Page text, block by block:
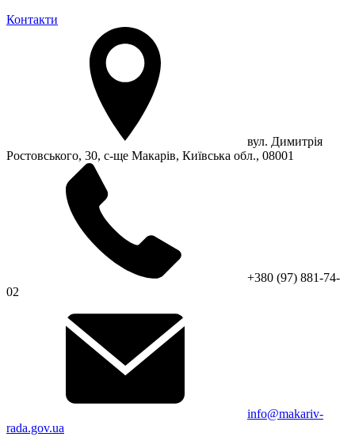
Контакти
вул. Димитрія
Ростовського, 30, с-ще Макарів, Київська обл., 08001
+380 (97) 881-74-
02
info@makariv-
rada.gov.ua